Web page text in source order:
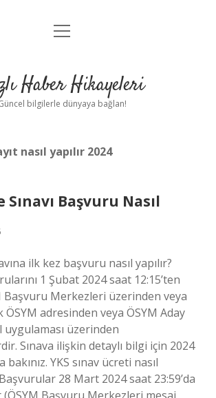
Anasayfa
Yasal Uyarı
menüyü
Haber Hikayeleri
bilgilerle dünyaya bağlan!
nasıl yapılır 2024
Başvuru Nasıl
ilk kez başvuru nasıl yapılır?
1 Şubat 2024 saat 12:15’ten
Başvuru Merkezleri üzerinden veya
adresinden veya ÖSYM Aday
üzerinden
Sınava ilişkin detaylı bilgi için 2024
bakınız. YKS sınav ücreti nasıl
Başvurular 28 Mart 2024 saat 23:59’da